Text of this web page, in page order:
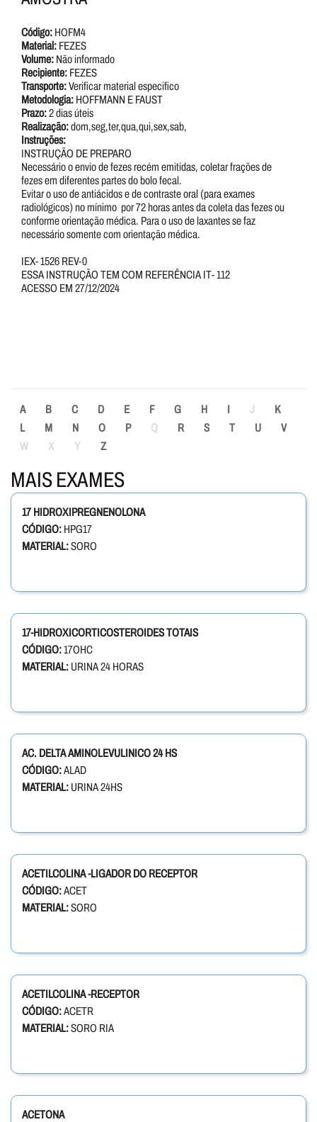
Código: HOFM4
Material: FEZES
Volume: Não informado
Recipiente: FEZES
Transporte:Verificar material especifico
Metodologia: HOFFMANN E FAUST
Prazo:2 dias úteis
Realização:dom,seg,ter,qua,qui,sex,sab,
Instruções:
INSTRUÇÃO DE PREPARO
Necessário o envio de fezes recém emitidas, coletar frações de
fezes em diferentes partes do bolo fecal.
Evitar o uso de antiácidos e de contraste oral (para exames
radiológicos) no mínimo por 72 horas antes da coleta das fezes ou
conforme orientação médica. Para o uso de laxantes se faz
necessário somente com orientação médica.
IEX- 1526 REV-0
ESSA INSTRUÇÃO TEM COM REFERÊNCIA IT- 112
ACESSO EM 27/12/2024
A B C D E F G H I J
K
L
M N O P Q R S T U
V
W
X Y Z
MAIS EXAMES
17 HIDROXIPREGNENOLONA
CÓDIGO: HPG17
MATERIAL:SORO
17-HIDROXICORTICOSTEROIDES TOTAIS
CÓDIGO:17OHC
MATERIAL: URINA 24 HORAS
AC. DELTA AMINOLEVULINICO 24 HS
CÓDIGO:ALAD
MATERIAL: URINA 24HS
ACETILCOLINA -LIGADOR DO RECEPTOR
CÓDIGO:ACET
MATERIAL:SORO
ACETILCOLINA -RECEPTOR
CÓDIGO:ACETR
MATERIAL:SORO RIA
ACETONA